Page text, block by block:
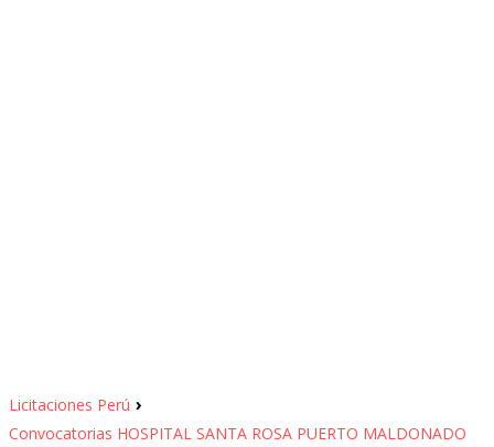
Licitaciones Perú ›
Convocatorias HOSPITAL SANTA ROSA PUERTO MALDONADO